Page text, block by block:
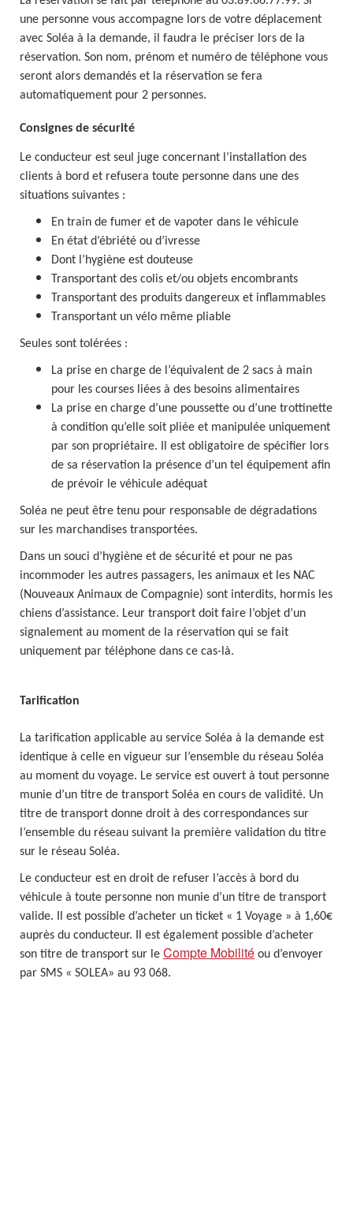
une personne vous accompagne lors de votre déplacement
avec Soléa à la demande, il faudra le préciser lors de la
réservation. Son nom, prénom et numéro de téléphone vous
seront alors demandés et la réservation se fera
automatiquement pour 2 personnes.
Consignes de sécurité
Le conducteur est seul juge concernant l’installation des
clients à bord et refusera toute personne dans une des
situations suivantes :
En train de fumer et de vapoter dans le véhicule
En état d’ébriété ou d’ivresse
Dont l’hygiène est douteuse
Transportant des colis et/ou objets encombrants
Transportant des produits dangereux et inflammables
Transportant un vélo même pliable
Seules sont tolérées :
La prise en charge de l’équivalent de 2 sacs à main
pour les courses liées à des besoins alimentaires
La prise en charge d’une poussette ou d’une trottinette
à condition qu’elle soit pliée et manipulée uniquement
par son propriétaire. Il est obligatoire de spécifier lors
de sa réservation la présence d’un tel équipement afin
de prévoir le véhicule adéquat
Soléa ne peut être tenu pour responsable de dégradations
sur les marchandises transportées.
Dans un souci d’hygiène et de sécurité et pour ne pas
incommoder les autres passagers, les animaux et les NAC
(Nouveaux Animaux de Compagnie) sont interdits, hormis les
chiens d’assistance. Leur transport doit faire l’objet d’un
signalement au moment de la réservation qui se fait
uniquement par téléphone dans ce cas-là.
Tarification
La tarification applicable au service Soléa à la demande est
identique à celle en vigueur sur l’ensemble du réseau Soléa
au moment du voyage. Le service est ouvert à tout personne
munie d’un titre de transport Soléa en cours de validité. Un
titre de transport donne droit à des correspondances sur
l’ensemble du réseau suivant la première validation du titre
sur le réseau Soléa.
Le conducteur est en droit de refuser l’accès à bord du
véhicule à toute personne non munie d’un titre de transport
valide. Il est possible d’acheter un ticket « 1 Voyage » à 1,60€
auprès du conducteur. Il est également possible d’acheter
son titre de transport sur le Compte Mobilité ou d’envoyer
par SMS « SOLEA» au 93 068.